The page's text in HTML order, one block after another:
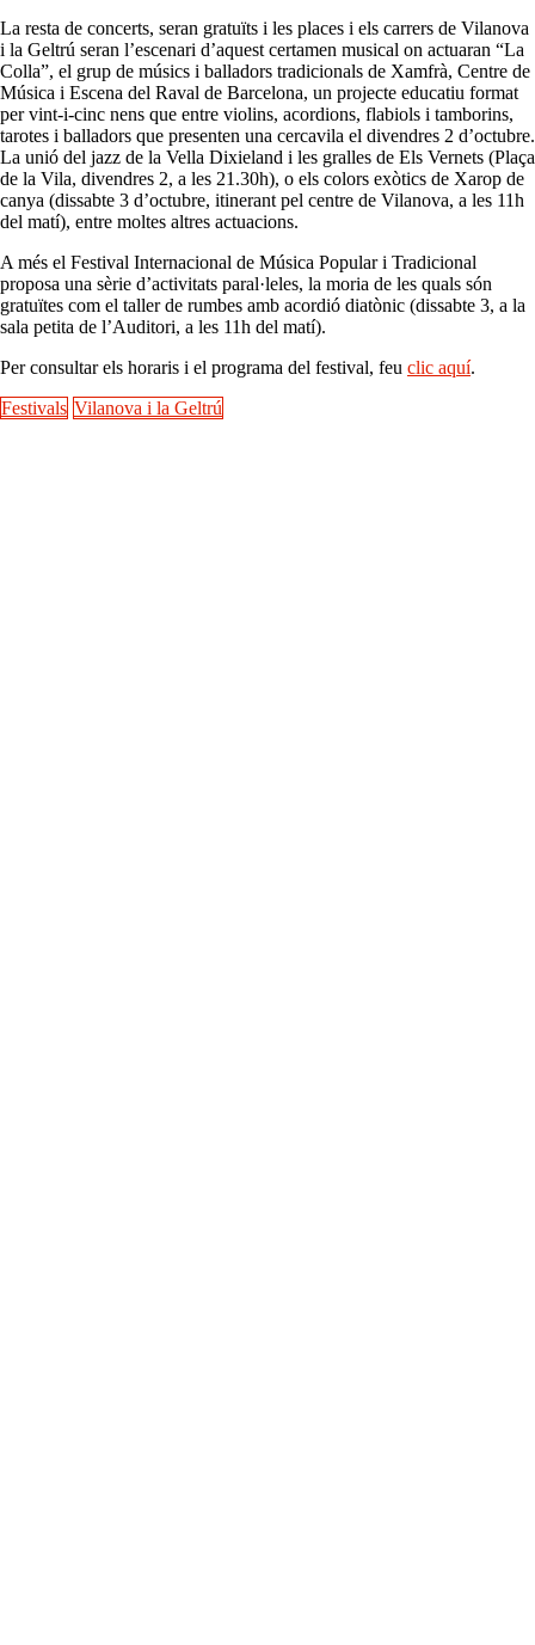
La resta de concerts, seran gratuïts i les places i els carrers de Vilanova
i la Geltrú seran l’escenari d’aquest certamen musical on actuaran “La
Colla”, el grup de músics i balladors tradicionals de Xamfrà, Centre de
Música i Escena del Raval de Barcelona, un projecte educatiu format
per vint-i-cinc nens que entre violins, acordions, flabiols i tamborins,
tarotes i balladors que presenten una cercavila el divendres 2 d’octubre.
La unió del jazz de la Vella Dixieland i les gralles de Els Vernets (Plaça
de la Vila, divendres 2, a les 21.30h), o els colors exòtics de Xarop de
canya (dissabte 3 d’octubre, itinerant pel centre de Vilanova, a les 11h
del matí), entre moltes altres actuacions.
A més el Festival Internacional de Música Popular i Tradicional
proposa una sèrie d’activitats paral·leles, la moria de les quals són
gratuïtes com el taller de rumbes amb acordió diatònic (dissabte 3, a la
sala petita de l’Auditori, a les 11h del matí).
Per consultar els horaris i el programa del festival, feu clic aquí.
Festivals Vilanova i la Geltrú